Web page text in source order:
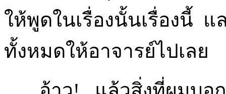
ให้พูดในเรื่องนั้นเรื่องนี้
ทั้งหมดให้อาจารย์ไปเลย